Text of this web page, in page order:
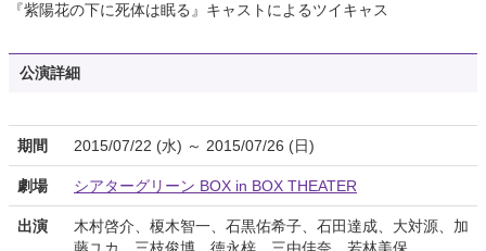
『紫陽花の下に死体は眠る』キャストによるツイキャス
公演詳細
期間 2015/07/22 (水) ～ 2015/07/26 (日)
劇場 シアターグリーン BOX in BOX THEATER
出演
木村啓介、榎木智一、石黒佑希子、石田達成、大対源、加